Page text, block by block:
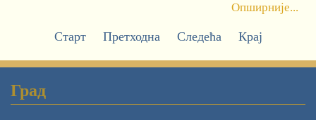
Опширније...
Старт Претходна Следећа Крај
Град